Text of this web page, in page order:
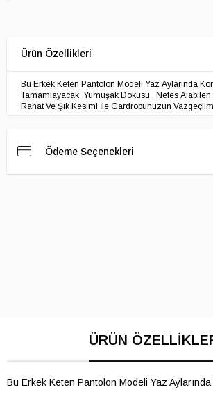
Bu Erkek Keten Pantolon Modeli Yaz Aylarında
Tamamlayacak. Yumuşak Dokusu , Nefes Alabilen
Rahat Ve Şık Kesimi İle Gardrobunuzun
Ödeme Seçenekleri
Bu Erkek Keten Pantolon Modeli Yaz